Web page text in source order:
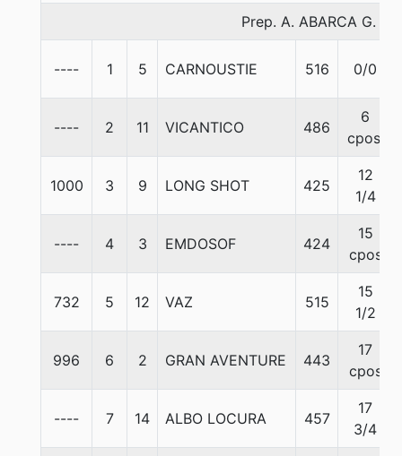
Prep. A. ABARCA G.
---- 1 5 CARNOUSTIE 516 0/0
---- 2 11 VICANTICO 486
6
cpos.
1000 3 9 LONG SHOT 425
12
1/4
---- 4 3 EMDOSOF 424
15
cpos
732 5 12 VAZ 515
15
1/2
996 6 2 GRAN AVENTURE 443
17
cpos
---- 7 14 ALBO LOCURA 457
17
3/4